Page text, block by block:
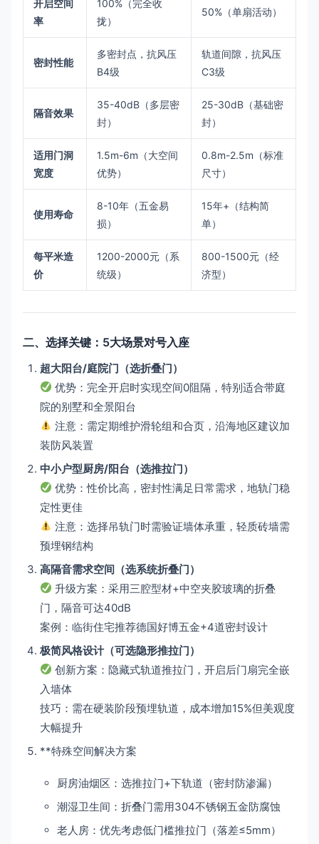
开启空间
率
100%（完全收
拢）
50%（单扇活动）
密封性能
多密封点，抗风压
B4级
轨道间隙，抗风压
C3级
隔音效果
35-40dB（多层密
封）
25-30dB（基础密
封）
适用门洞
宽度
1.5m-6m（大空间
优势）
0.8m-2.5m（标准
尺寸）
使用寿命
8-10年（五金易
损）
15年+（结构简
单）
每平米造
价
1200-2000元（系
统级）
800-1500元（经
济型）
二、选择关键：5大场景对号入座
超大阳台/庭院门（选折叠门）
优势：完全开启时实现空间0阻隔，特别适合带庭
院的别墅和全景阳台
注意：需定期维护滑轮组和合页，沿海地区建议加
装防风装置
中小户型厨房/阳台（选推拉门）
优势：性价比高，密封性满足日常需求，地轨门稳
定性更佳
注意：选择吊轨门时需验证墙体承重，轻质砖墙需
预埋钢结构
高隔音需求空间（选系统折叠门）
升级方案：采用三腔型材+中空夹胶玻璃的折叠
门，隔音可达40dB
案例：临街住宅推荐德国好博五金+4道密封设计
极简风格设计（可选隐形推拉门）
创新方案：隐藏式轨道推拉门，开启后门扇完全嵌
入墙体
技巧：需在硬装阶段预埋轨道，成本增加15%但美观度
大幅提升
**特殊空间解决方案
厨房油烟区：选推拉门+下轨道（密封防渗漏）
潮湿卫生间：折叠门需用304不锈钢五金防腐蚀
老人房：优先考虑低门槛推拉门（落差≤5mm）